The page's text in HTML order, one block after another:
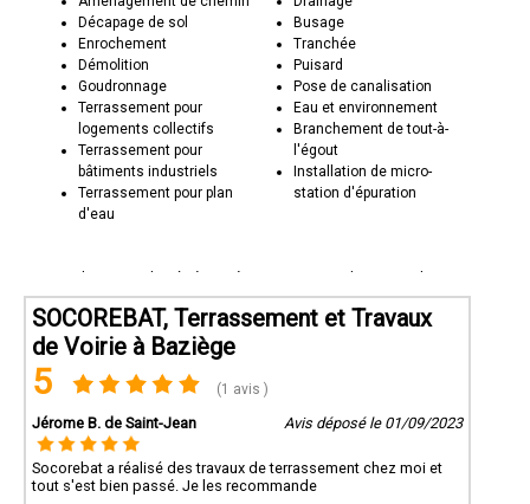
Décapage de sol
Enrochement
Démolition
Goudronnage
Terrassement pour
logements collectifs
Terrassement pour
bâtiments industriels
Terrassement pour plan
d'eau
Busage
Tranchée
Puisard
Pose de canalisation
Eau et environnement
Branchement de tout-à-
l'égout
Installation de micro-
station d'épuration
Socorebat 31 est basée à Baziège et intervient dans toute la
Haute-Garonne. En tant qu'entreprise locale, nous sommes fiers
de contribuer au développement et à l'aménagement de notre
région.
Contactez Socorebat 31 dès aujourd'hui :
Que ce soit pour des projets de terrassement pour la
déblai/remblai, Socorebat 31 est votre partenaire de confiance.
Contactez-nous pour discuter de vos besoins en terrassement et
découvrez comment nous pouvons préparer le terrain pour la
réalisation de vos projets. Socorebat 31 - Le terrassement qui
crée des bases solides pour l'avenir.
SOCOREBAT, Terrassement et Travaux
de Voirie à Baziège
5 (1 avis )
Jérome B. de Saint-Jean Avis déposé le 01/09/2023
Socorebat a réalisé des travaux de terrassement chez moi et
tout s'est bien passé. Je les recommande